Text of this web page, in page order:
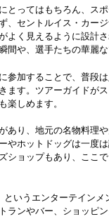
とってはもちろん、ス
、セントルイス・カー
よく見えるように設計
間や、選手たちの華麗な
参加することで、普段
ます。ツアーガイドが
楽しめます。
あり、地元の名物料理
やホットドッグは一度
ショップもあり、ここ
というエンターテイン
ランやバー、ショッピ